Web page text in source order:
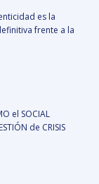
es la
frente a la
el SOCIAL
de CRISIS